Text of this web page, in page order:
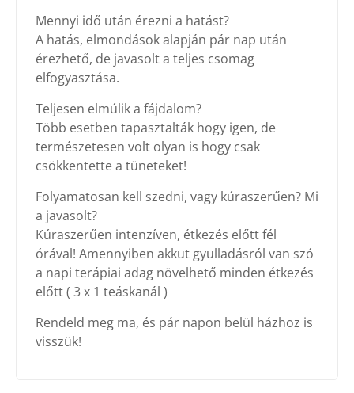
Mennyi idő után érezni a hatást?
A hatás, elmondások alapján pár nap után
érezhető, de javasolt a teljes csomag
elfogyasztása.
Teljesen elmúlik a fájdalom?
Több esetben tapasztalták hogy igen, de
természetesen volt olyan is hogy csak
csökkentette a tüneteket!
Folyamatosan kell szedni, vagy kúraszerűen? Mi
a javasolt?
Kúraszerűen intenzíven, étkezés előtt fél
órával! Amennyiben akkut gyulladásról van szó
a napi terápiai adag növelhető minden étkezés
előtt ( 3 x 1 teáskanál )
Rendeld meg ma, és pár napon belül házhoz is
visszük!